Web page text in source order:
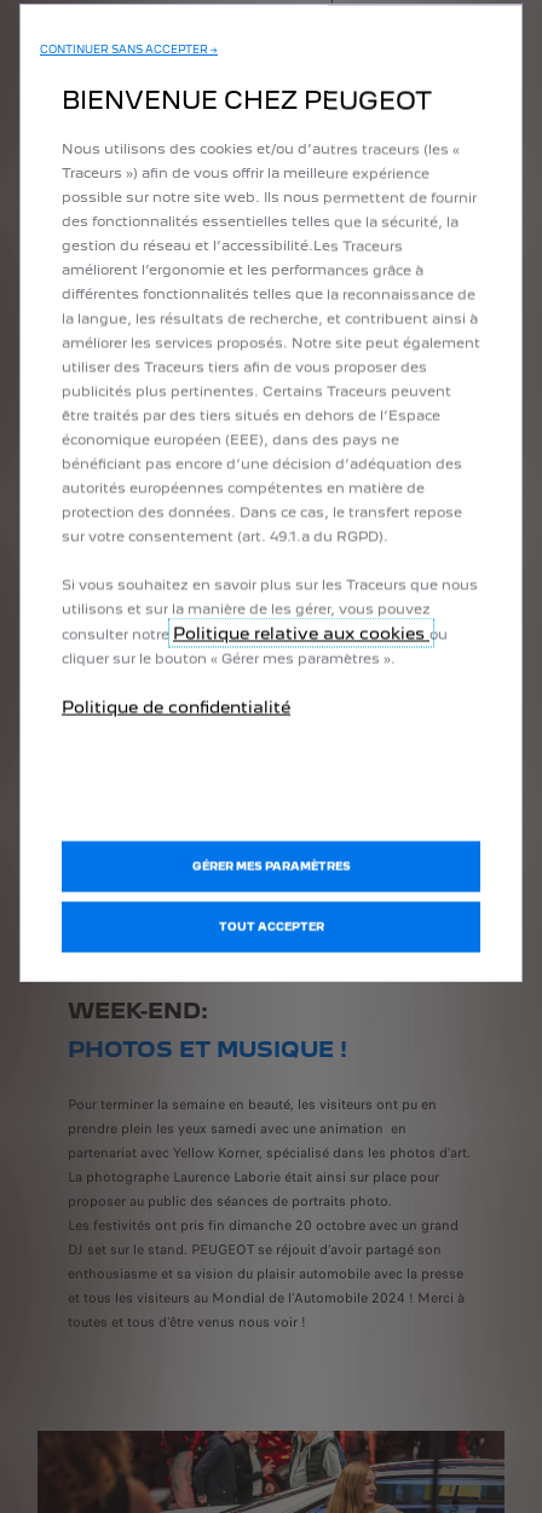
venus avec leur caravane pédagogique tractée partout en
d’apercevoir leur fameuse capsule et de s’imaginer à leur place
dans les profondeurs. De quoi s’agit-il ? D’une cellule
d’habitation légère immergée aux larges dômes transparents.
Ces fenêtres sur l’océan offrent une vision panoramique à 360°
et permettent d’observer les écosystèmes marins 24/24h, sur
plusieurs jours.
VENDREDI:
LE WEC REVIENT AVEC NICO
MÜLLER !
Le lendemain, c’était le retour du WEC avec la venue de Nico
Müller, prêt à en découdre face à Sylvain Levy sur la piste de
karting aménagée au Hall 7 !
WEEK-END:
PHOTOS ET MUSIQUE !
Pour terminer la semaine en beauté, les visiteurs ont pu en
prendre plein les yeux samedi avec une animation en
partenariat avec Yellow Korner, spécialisé dans les photos d’art.
La photographe Laurence Laborie était ainsi sur place pour
proposer au public des séances de portraits photo.
Les festivités ont pris fin dimanche 20 octobre avec un grand
DJ set sur le stand. PEUGEOT se réjouit d’avoir partagé son
enthousiasme et sa vision du plaisir automobile avec la presse
et tous les visiteurs au Mondial de l’Automobile 2024 ! Merci à
toutes et tous d’être venus nous voir !
CONTINUER SANS ACCEPTER →
BIENVENUE CHEZ PEUGEOT
Nous utilisons des cookies et/ou d’autres traceurs (les «
Traceurs ») afin de vous offrir la meilleure expérience
possible sur notre site web. Ils nous permettent de fournir
des fonctionnalités essentielles telles que la sécurité, la
gestion du réseau et l’accessibilité.Les Traceurs
améliorent l’ergonomie et les performances grâce à
différentes fonctionnalités telles que la reconnaissance de
la langue, les résultats de recherche, et contribuent ainsi à
améliorer les services proposés. Notre site peut également
utiliser des Traceurs tiers afin de vous proposer des
publicités plus pertinentes. Certains Traceurs peuvent
être traités par des tiers situés en dehors de l’Espace
économique européen (EEE), dans des pays ne
bénéficiant pas encore d’une décision d’adéquation des
autorités européennes compétentes en matière de
protection des données. Dans ce cas, le transfert repose
sur votre consentement (art. 49.1.a du RGPD).
Si vous souhaitez en savoir plus sur les Traceurs que nous
utilisons et sur la manière de les gérer, vous pouvez
consulter notre Politique relative aux cookies ou
cliquer sur le bouton « Gérer mes paramètres ».
Politique de confidentialité
GÉRER MES PARAMÈTRES
TOUT ACCEPTER